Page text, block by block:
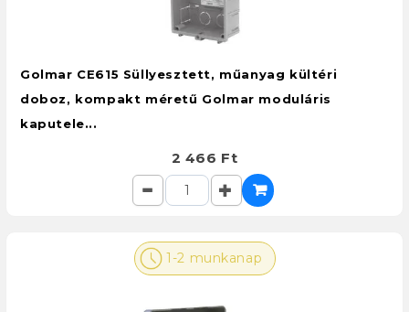
Golmar CE615 Süllyesztett, műanyag kültéri
doboz, kompakt méretű Golmar moduláris
kaputele...
2 466 Ft
1-2 munkanap